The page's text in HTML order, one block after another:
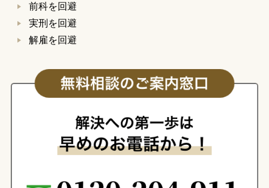
前科を回避
実刑を回避
解雇を回避